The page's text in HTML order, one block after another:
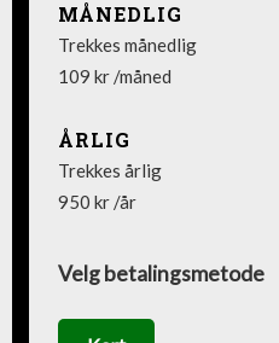
MÅNEDLIG
Trekkes månedlig
109 kr /måned
ÅRLIG
Trekkes årlig
950 kr /år
Velg betalingsmetode